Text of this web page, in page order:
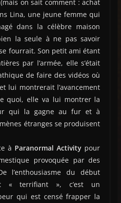
on sait comment : achat
Lina, une jeune femme qui
dans la célèbre maison
la seule à ne pas savoir
fourrait. Son petit ami étant
par l’armée, elle s’était
de faire des vidéos où
lui montrerait l’avancement
quoi, elle va lui montrer la
qui la gagne au fur et à
étranges se produisent
à Paranormal Activity pour
provoquée par des
l’enthousiasme du début
« terrifiant », c’est un
qui est censé frapper la